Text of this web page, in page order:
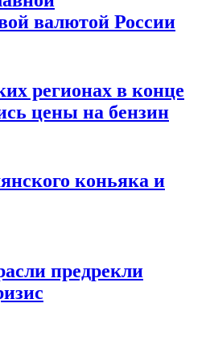
валютой России
регионах в конце
цены на бензин
коньяка и
предрекли